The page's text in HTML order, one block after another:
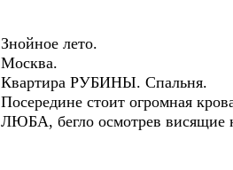
Знойное лето.
Москва.
Квартира РУБИНЫ. Спальня.
Посередине стоит огромная
ЛЮБА, бегло осмотрев висящие